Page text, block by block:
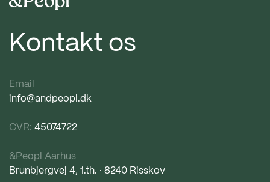
Kontakt os
Email
info@andpeopl.dk
CVR: 45074722
&Peopl Aarhus
Brunbjergvej 4, 1.th. · 8240 Risskov